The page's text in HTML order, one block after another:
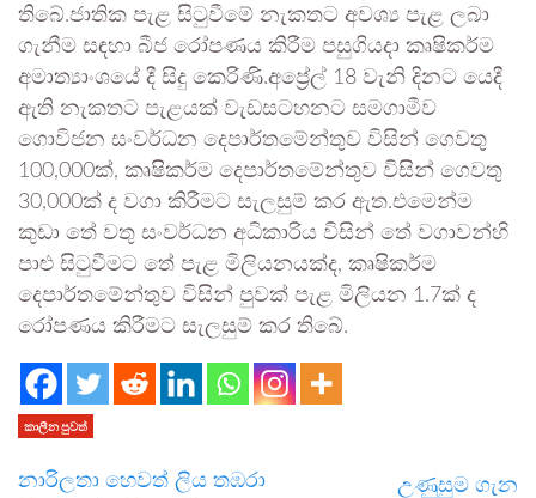
තිබේ.ජාතික පැළ සිටුවීමේ නැකතට අවශ්‍ය පැළ ලබා
ගැනීම සඳහා බීජ රෝපණය කිරීම පසුගියදා කෘෂිකර්ම
අමාත්‍යාංශයේ දී සිදු කෙරිණි.අප්‍රේල් 18 වැනි දිනට යෙදී
ඇති නැකතට පැළයක් වැඩසටහනට සමගාමීව
ගොවිජන සංවර්ධන දෙපාර්තමේන්තුව විසින් ගෙවතු
100,000ක්, කෘෂිකර්ම දෙපාර්තමේන්තුව විසින් ගෙවතු
30,000ක් ද වගා කිරීමට සැලසුම් කර ඇත.එමෙන්ම
කුඩා තේ වතු සංවර්ධන අධිකාරිය විසින් තේ වගාවන්හි
පාළු සිටුවීමට තේ පැළ මිලියනයක්ද, කෘෂිකර්ම
දෙපාර්තමේන්තුව විසින් පුවක් පැළ මිලියන 1.7ක් ද
රෝපණය කිරීමට සැලසුම් කර තිබේ.
කාලීන පුවත්
නාරිලතා හෙවත් ලිය තඹරා
උණුසුම ගැන